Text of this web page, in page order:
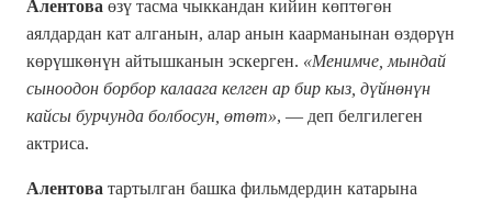
Алентова өзү тасма чыккандан кийин көптөгөн
аялдардан кат алганын, алар анын каарманынан өздөрүн
көрүшкөнүн айтышканын эскерген. «Менимче, мындай
сыноодон борбор калаага келген ар бир кыз, дүйнөнүн
кайсы бурчунда болбосун, өтөт», — деп белгилеген
актриса.
Алентова тартылган башка фильмдердин катарына